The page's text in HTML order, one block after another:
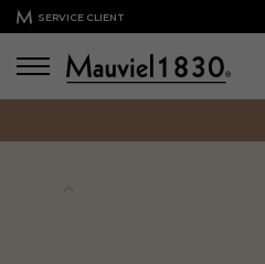
SERVICE CLIENT Bienvenue sur